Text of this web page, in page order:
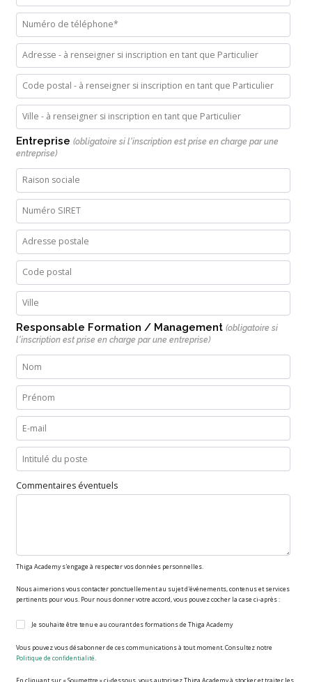
Entreprise (obligatoire si l'inscription est prise en charge par une
entreprise)
Responsable Formation / Management (obligatoire si
l'inscription est prise en charge par une entreprise)
Commentaires éventuels
Thiga Academy s'engage à respecter vos données personnelles.
Nous aimerions vous contacter ponctuellement au sujet d'événements, contenus et services
pertinents pour vous. Pour nous donner votre accord, vous pouvez cocher la case ci-après :
Je souhaite être tenu·e au courant des formations de Thiga Academy
Vous pouvez vous désabonner de ces communications à tout moment. Consultez notre
Politique de confidentialité.